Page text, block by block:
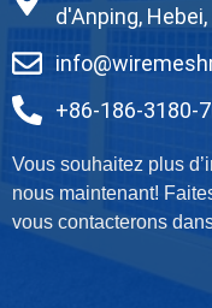
d'Anping,
+86-186-3180-
Vous souhaitez plus
nous maintenant!
vous contacterons